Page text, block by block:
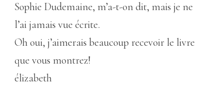
Sophie Dudemaine, m’a-t-on dit, mais je ne
l’ai jamais vue écrite.
Oh oui, j’aimerais beaucoup recevoir le livre
que vous montrez!
élizabeth